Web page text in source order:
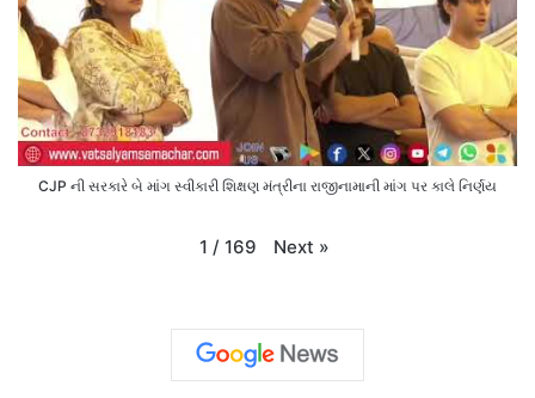
CJP ની સરકારે બે માંગ સ્વીકારી શિક્ષણ મંત્રીના રાજીનામાની માંગ પર કાલે નિર્ણય
1 / 169 Next »